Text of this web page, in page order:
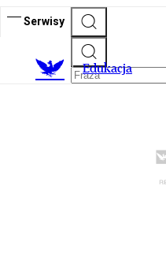
Serwisy
Edukacja